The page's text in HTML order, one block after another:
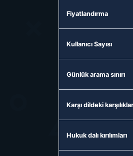
Fiyatlandırma
Kullanıcı Sayısı
Günlük arama sınırı
Karşı dildeki karşılıklar
Hukuk dalı kırılımları